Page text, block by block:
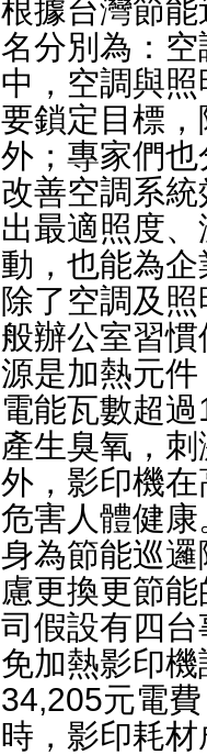
根據台灣節
名分別為：
中，空調與
要鎖定目標
外；專家們
改善空調系
出最適照度
動，也能為
除了空調及
般辦公室習
源是加熱元
電能瓦數超
產生臭氧，
外，影印機
危害人體健康
身為節能巡
慮更換更節
司假設有四
免加熱影印
34,205元電
時，影印耗